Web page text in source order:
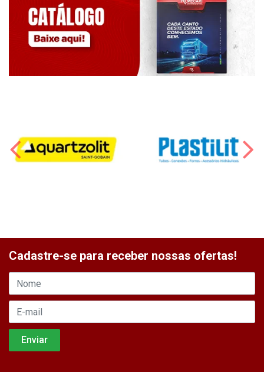
Cadastre-se para receber nossas ofertas!